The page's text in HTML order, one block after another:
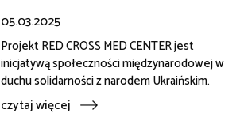
05.03.2025
Projekt RED CROSS MED CENTER jest
inicjatywą społeczności międzynarodowej w
duchu solidarności z narodem Ukraińskim.
czytaj więcej